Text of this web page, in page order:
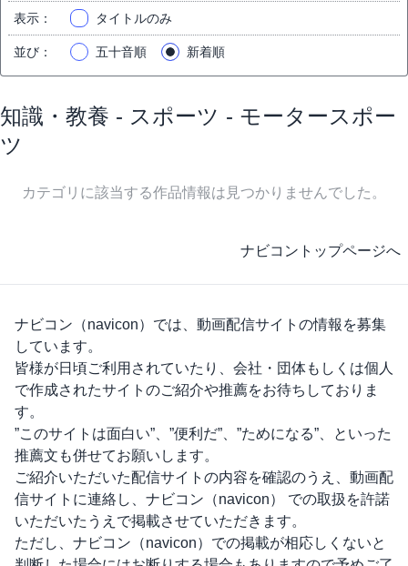
表示 ： タイトルのみ
並び ： 五十音順 新着順
知識・教養 - スポーツ - モータースポー
ツ
カテゴリに該当する作品情報は見つかりませんでした。
ナビコントップページへ
ナビコン（navicon） では、動画配信サイトの情報を募集
しています。
皆様が日頃ご利用されていたり、会社・団体もしくは個人
で作成されたサイトのご紹介や推薦をお待ちしておりま
す。
”このサイトは面白い”、”便利だ”、”ためになる”、といった
推薦文も併せてお願いします。
ご紹介いただいた配信サイトの内容を確認のうえ、動画配
信サイトに連絡し、 ナビコン（navicon）
での取扱を許諾
いただいたうえで掲載させていただきます。
ただし、 ナビコン（navicon） での掲載が相応しくないと